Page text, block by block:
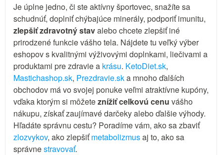
Je úplne jedno, či ste aktívny športovec, snažíte sa
schudnúť, doplniť chýbajúce minerály, podporiť imunitu,
zlepšiť zdravotný stavalebo chcete zlepšiť iné
prirodzené funkcie vášho tela. Nájdete tu veľký výber
eshopov s kvalitnými výživovými doplnkami, liečivami a
produktami pre zdravie a krásu. KetoDiet.sk,
Mastichashop.sk, Prezdravie.ska mnoho ďalších
obchodov má vo svojej ponuke veľmi atraktívne kupóny,
vďaka ktorým si môžeteznížiť celkovú cenu vášho
nákupu, získať zaujímavé darčeky alebo ďalšie výhody.
Hľadáte správnu cestu? Poradíme vám, ako sa zbaviť
zlozvykov, ako zlepšiťmetabolizmusaj to, ako sa
správnestravovať.